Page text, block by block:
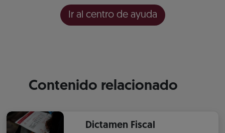
Ir al centro de ayuda
Contenido relacionado
Dictamen Fiscal